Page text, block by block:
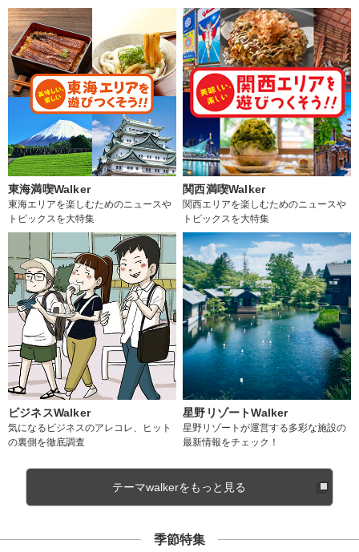
東海満喫Walker
東海エリアを楽しむためのニュースや
トピックスを大特集
関西満喫Walker
関西エリアを楽しむためのニュースや
トピックスを大特集
ビジネスWalker
気になるビジネスのアレコレ、ヒット
の裏側を徹底調査
星野リゾートWalker
星野リゾートが運営する多彩な施設の
最新情報をチェック！
テーマwalkerをもっと見る
季節特集